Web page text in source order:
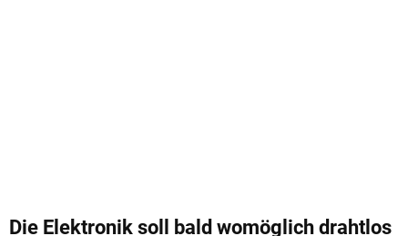
Die Elektronik soll bald womöglich drahtlos